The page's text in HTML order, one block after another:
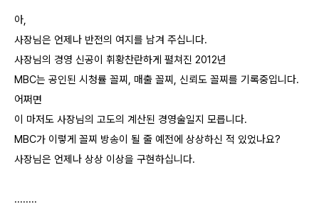
아,
사장님은 언제나 반전의 여지를 남겨 주십니다.
사장님의 경영 신공이 휘황찬란하게 펼쳐진 2012년
MBC는 공인된 시청률 꼴찌, 매출 꼴찌, 신뢰도 꼴찌를 기록중입니다.
어쩌면
이 마저도 사장님의 고도의 계산된 경영술일지 모릅니다.
MBC가 이렇게 꼴찌 방송이 될 줄 예전에 상상하신 적 있었나요?
사장님은 언제나 상상 이상을 구현하십니다.
........